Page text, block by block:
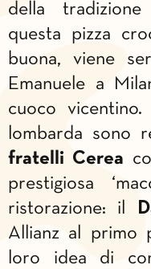
della
questa pizza
buona, viene
Emanuele a
cuoco
lombarda sono
fratelli Cerea
prestigiosa
ristorazione: il
Allianz al primo
loro idea di